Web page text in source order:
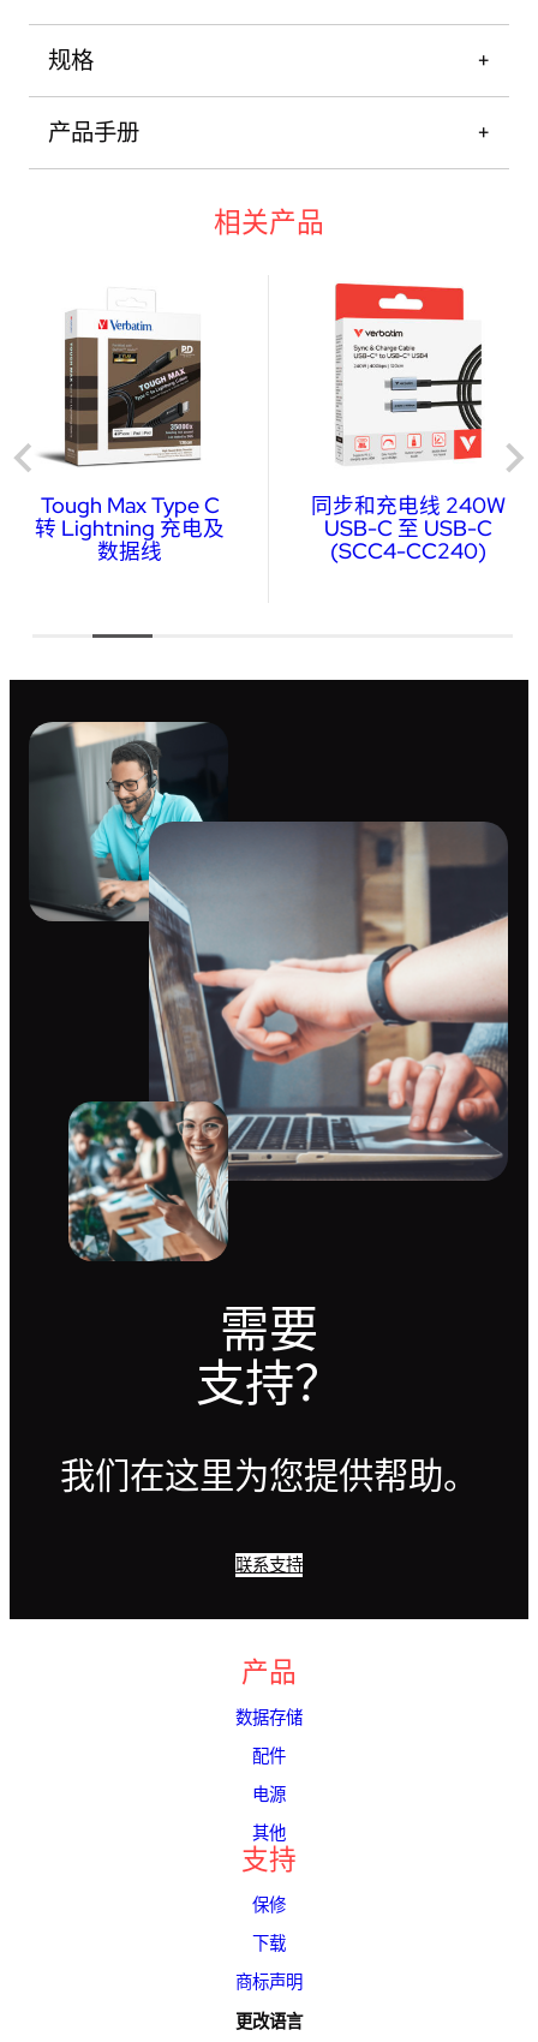
规格
产品手册
相关产品
Tough Max Type C
转 Lightning 充电及
数据线
同步和充电线 240W
USB-C 至 USB-C
(SCC4-CC240)
需要
支持？
我们在这里为您提供帮助。
联系支持
产品
数据存储
配件
电源
其他
支持
保修
下载
商标声明
更改语言